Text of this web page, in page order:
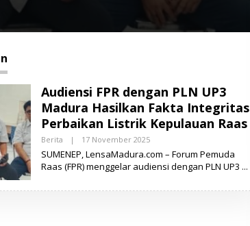
Audiensi FPR dengan PLN UP3
Madura Hasilkan Fakta Integritas
Perbaikan Listrik Kepulauan Raas
Berita | 17 November 2025O
E
H
SUMENEP, LensaMadura.com – Forum Pemuda
Raas (FPR) menggelar audiensi dengan PLN UP3